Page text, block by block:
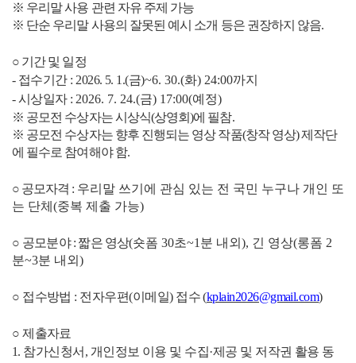
※ 우리말 사용 관련 자유 주제 가능
※ 단순 우리말 사용의 잘못된 예시 소개 등은 권장하지 않음.
○ 기간 및 일정
- 접수기간 : 2026. 5. 1.(금)~6. 30.(화) 24:00까지
-시상일자 : 2026. 7. 24.(금) 17:00(예정)
※ 공모전 수상자는 시상식(상영회)에 필참.
※ 공모전 수상자는 향후 진행되는 영상 작품(창작 영상)제작단
에 필수로 참여해야 함.
○ 공모자격 : 우리말 쓰기에 관심 있는 전 국민 누구나 개인 또
는 단체 (중복 제출 가능)
○ 공모분야: 짧은 영상(숏폼30초~1 분 내외), 긴 영상(롱폼 2
분~3분 내외 )
○ 접수방법 : 전자우편(이메일) 접수(kplain2026@gmail.com)
○ 제출자료
1. 참가신청서 , 개인정보 이용 및 수집·제공 및 저작권 활용 동